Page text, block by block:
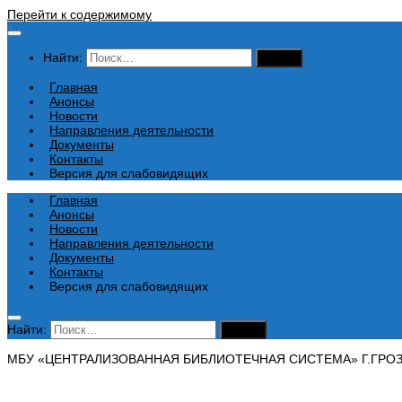
Перейти к содержимому
Найти:
Главная
Анонсы
Новости
Направления деятельности
Документы
Контакты
Версия для слабовидящих
Главная
Анонсы
Новости
Направления деятельности
Документы
Контакты
Версия для слабовидящих
Найти:
МБУ «ЦЕНТРАЛИЗОВАННАЯ БИБЛИОТЕЧНАЯ СИСТЕМА»